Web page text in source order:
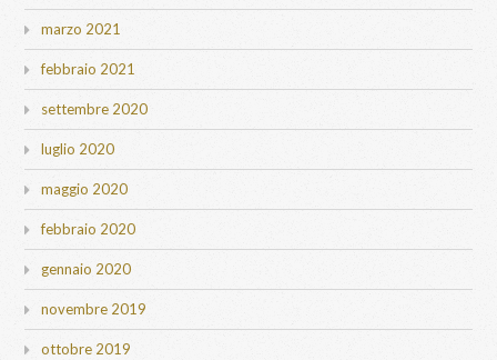
marzo 2021
febbraio 2021
settembre 2020
luglio 2020
maggio 2020
febbraio 2020
gennaio 2020
novembre 2019
ottobre 2019